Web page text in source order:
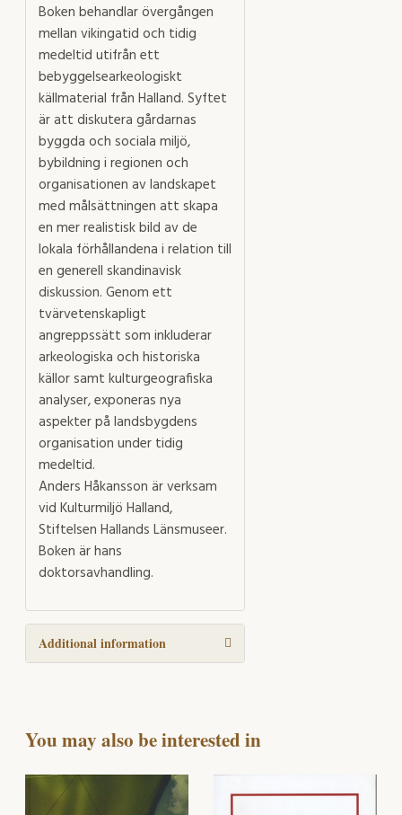
Boken behandlar övergången
mellan vikingatid och tidig
medeltid utifrån ett
bebyggelsearkeologiskt
källmaterial från Halland. Syftet
är att diskutera gårdarnas
byggda och sociala miljö,
bybildning i regionen och
organisationen av landskapet
med målsättningen att skapa
en mer realistisk bild av de
lokala förhållandena i relation till
en generell skandinavisk
diskussion. Genom ett
tvärvetenskapligt
angreppssätt som inkluderar
arkeologiska och historiska
källor samt kulturgeografiska
analyser, exponeras nya
aspekter på landsbygdens
organisation under tidig
medeltid.
Anders Håkansson är verksam
vid Kulturmiljö Halland,
Stiftelsen Hallands Länsmuseer.
Boken är hans
doktorsavhandling.
Additional information
You may also be interested in